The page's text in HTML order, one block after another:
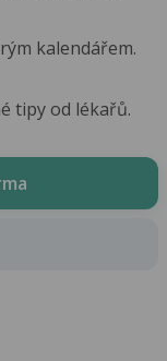
kalendářem.
tipy od lékařů.